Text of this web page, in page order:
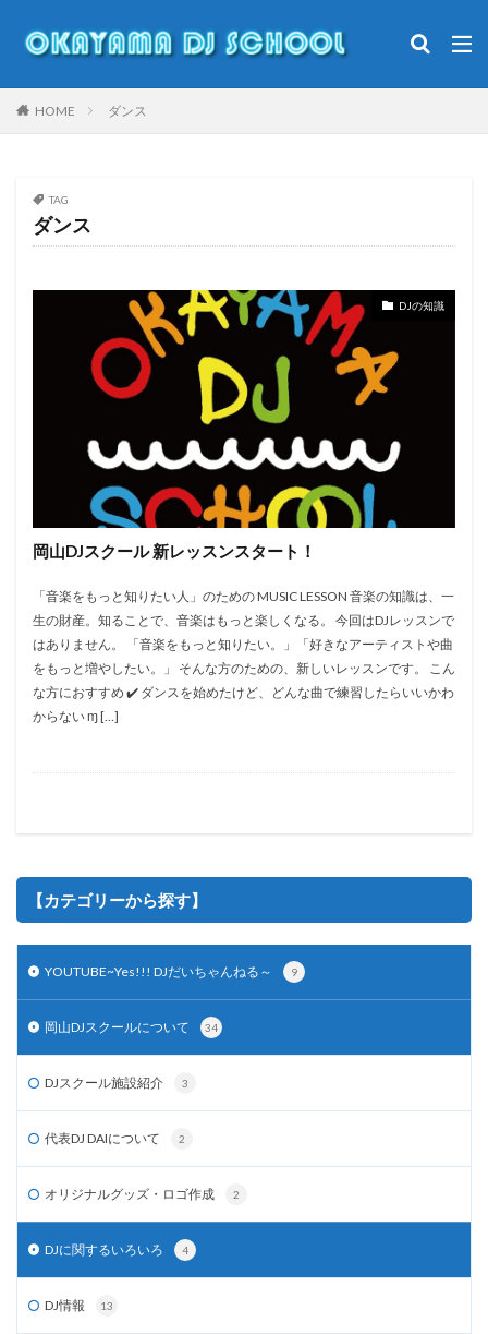
HOME ダンス
TAG
ダンス
DJの知識
岡山DJスクール 新レッスンスタート！
「音楽をもっと知りたい人」のための MUSIC LESSON 音楽の知識は、一
生の財産。知ることで、音楽はもっと楽しくなる。 今回はDJレッスンで
はありません。 「音楽をもっと知りたい。」「好きなアーティストや曲
をもっと増やしたい。」 そんな方のための、新しいレッスンです。 こん
な方におすすめ ✔️ ダンスを始めたけど、どんな曲で練習したらいいかわ
からない ɱ […]
【カテゴリーから探す】
YOUTUBE~Yes!!! DJだいちゃんねる～ 9
岡山DJスクールについて 34
DJスクール施設紹介 3
代表DJ DAIについて 2
オリジナルグッズ・ロゴ作成 2
DJに関するいろいろ 4
DJ情報 13
DJ 岡山DJスクール DJやり方 DJ初心者 DJ入門
カテゴリー
タグ
Clubdj 倉敷 キッズイベント
キッズダンス
ダンスバトル
ナイトクラブ
マイケルジャクソン
モモロックフェス
勝田あんこうまつり
オープンフォーマットdj
小学生dj
岡山
岡山DJスクール 桃磐祭
洋楽
渋谷
盆ダンス 美作市
キッズDJ
Pioneerdj
DJ DJ初心者 DJDAI
DJFIVE
DJplay
DJスクール Djテクニック
DJトラブル
DJレッスン
Dj出演
HIPHOP
Kbassjam kidsdj
MichaelJackson
Nightclub
選曲
検索